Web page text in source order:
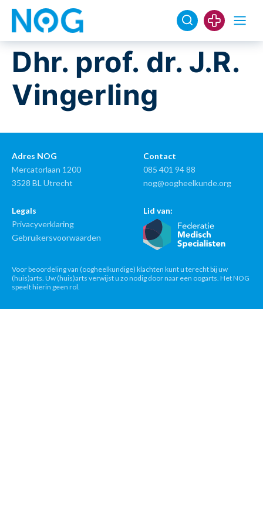
Dhr. prof. dr. J.R.
Vingerling
Adres NOG
Mercatorlaan 1200
3528 BL Utrecht
Contact
085 401 94 88
nog@oogheelkunde.org
Legals
Privacyverklaring
Gebruikersvoorwaarden
Lid van:
Voor beoordeling van (oogheelkundige) klachten kunt u terecht bij uw
(huis)arts. Uw (huis)arts verwijst u zo nodig door naar een oogarts. Het NOG
speelt hierin geen rol.